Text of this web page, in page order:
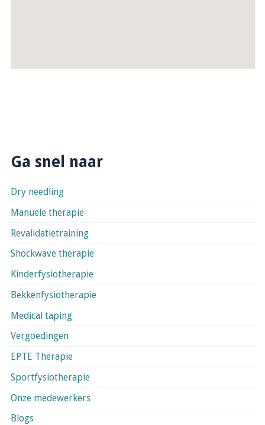
Ga snel naar
Dry needling
Manuele therapie
Revalidatietraining
Shockwave therapie
Kinderfysiotherapie
Bekkenfysiotherapie
Medical taping
Vergoedingen
EPTE Therapie
Sportfysiotherapie
Onze medewerkers
Blogs